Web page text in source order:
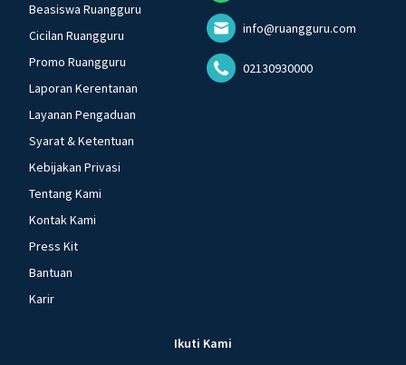
Beasiswa Ruangguru
Cicilan Ruangguru
Promo Ruangguru
Laporan Kerentanan
Layanan Pengaduan
Syarat & Ketentuan
Kebijakan Privasi
Tentang Kami
Kontak Kami
Press Kit
Bantuan
Karir
info@ruangguru.com
02130930000
Ikuti Kami